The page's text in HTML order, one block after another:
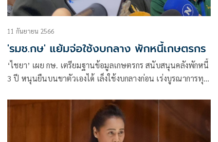
11 กันยายน 2566
'รมช.กษ' แย้มจ่อใช้งบกลาง พักหนี้เกษตรกร
‘ไชยา’ เผย กษ. เตรียมฐานข้อมูลเกษตรกร สนับสนุนคลังพักหนี้
3 ปี หนุนยืนบนขาตัวเองได้ เล็งใช้งบกลางก่อน เร่งบูรณาการทุก